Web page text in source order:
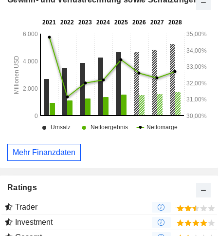
Mehr Finanzdaten
Ratings
Trader
Investment